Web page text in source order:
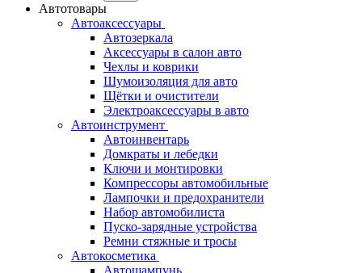
Автотовары
Автоаксессуары
Автозеркала
Аксессуары в салон авто
Чехлы и коврики
Шумоизоляция для авто
Щётки и очистители
Электроаксессуары в авто
Автоинструмент
Автоинвентарь
Домкраты и лебедки
Ключи и монтировки
Компрессоры автомобильные
Лампочки и предохранители
Набор автомобилиста
Пуско-зарядные устройства
Ремни стяжные и тросы
Автокосметика
Автошампунь